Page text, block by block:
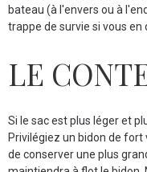
bateau (à l'envers ou à
trappe de survie si vous en
LE
Si le sac est plus léger et
Privilégiez un bidon de
de conserver une plus